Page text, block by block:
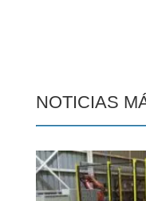
NOTICIAS